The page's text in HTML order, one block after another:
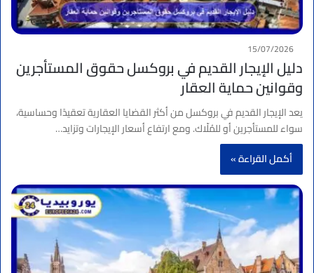
15/07/2026
دليل الإيجار القديم في بروكسل حقوق المستأجرين
وقوانين حماية العقار
يعد الإيجار القديم في بروكسل من أكثر القضايا العقارية تعقيدًا وحساسية،
سواء للمستأجرين أو للمُلّاك. ومع ارتفاع أسعار الإيجارات وتزايد…
أكمل القراءة »